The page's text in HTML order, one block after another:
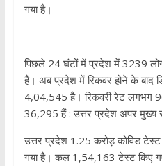
गया है।
पिछले 24 घंटों में प्रदेश में 3239 लोग
हैं। अब प्रदेश में रिकवर होने के बाद
4,04,545 है। रिकवरी रेट लगभग
36,295 हैं : उत्तर प्रदेश अपर मुख्य
उत्तर प्रदेश 1.25 करोड़ कोविड
गया है। कल 1,54,163 टेस्ट किए